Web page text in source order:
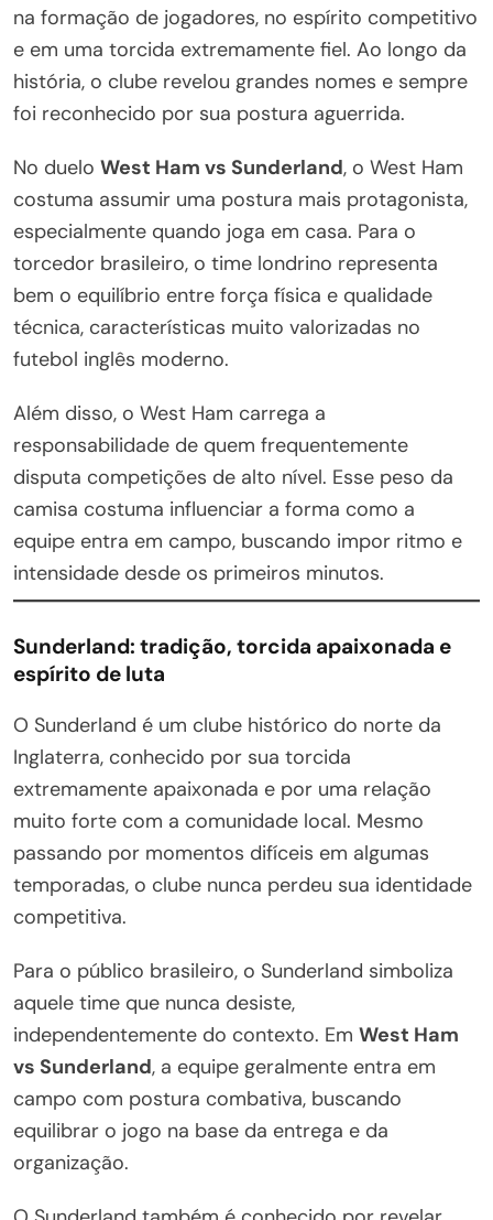
na formação de jogadores, no espírito competitivo
e em uma torcida extremamente fiel. Ao longo da
história, o clube revelou grandes nomes e sempre
foi reconhecido por sua postura aguerrida.
No duelo West Ham vs Sunderland, o West Ham
costuma assumir uma postura mais protagonista,
especialmente quando joga em casa. Para o
torcedor brasileiro, o time londrino representa
bem o equilíbrio entre força física e qualidade
técnica, características muito valorizadas no
futebol inglês moderno.
Além disso, o West Ham carrega a
responsabilidade de quem frequentemente
disputa competições de alto nível. Esse peso da
camisa costuma influenciar a forma como a
equipe entra em campo, buscando impor ritmo e
intensidade desde os primeiros minutos.
Sunderland: tradição, torcida apaixonada e
espírito de luta
O Sunderland é um clube histórico do norte da
Inglaterra, conhecido por sua torcida
extremamente apaixonada e por uma relação
muito forte com a comunidade local. Mesmo
passando por momentos difíceis em algumas
temporadas, o clube nunca perdeu sua identidade
competitiva.
Para o público brasileiro, o Sunderland simboliza
aquele time que nunca desiste,
independentemente do contexto. Em West Ham
vs Sunderland, a equipe geralmente entra em
campo com postura combativa, buscando
equilibrar o jogo na base da entrega e da
organização.